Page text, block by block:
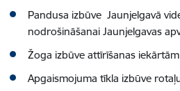
Pandusa izbūve Jaunjelgavā
nodrošināšanai Jaunjelgavas
Žoga izbūve attīrīšanas
Apgaismojuma tīkla izbūve